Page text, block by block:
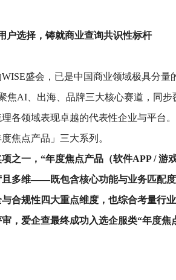
户选择，铸就商业查询共识性标杆
盛会，已是中国商业领域极具分量
焦AI、出海、品牌三大核心赛道，同
各领域表现卓越的代表性企业与平台
焦点产品」三大系列。
之一， “年度焦点产品（软件APP /游
多维——既包含核心功能与业务匹配
合规性四大重点维度，也综合考量行
，爱企查最终成功入选企服类“年度焦